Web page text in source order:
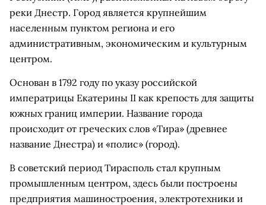
реки Днестр. Город является крупнейшим
населенным пунктом региона и его
административным, экономическим и культурным
центром.
Основан в 1792 году по указу российской
императрицы Екатерины II как крепость для защиты
южных границ империи. Название города
происходит от греческих слов «Тира» (древнее
название Днестра) и «полис» (город).
В советский период Тирасполь стал крупным
промышленным центром, здесь были построены
предприятия машиностроения, электротехники и